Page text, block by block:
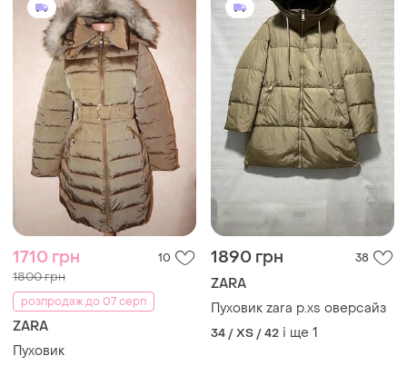
1710 грн 10
1800 грн
розпродаж до 07 серп
ZARA
Пуховик
1890 грн 38
ZARA
Пуховик zara p.xs оверсайз
34 / XS / 42 і ще 1